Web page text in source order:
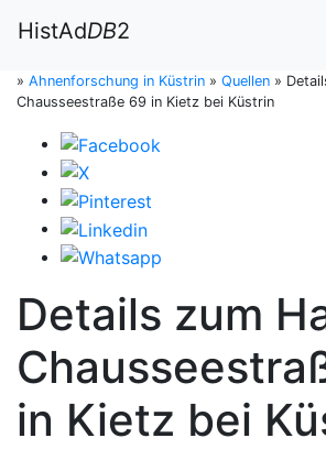
HistAdDB2
» Ahnenforschung in Küstrin » Quellen »
Chausseestraße 69 in Kietz bei Küstrin
Details zum
in Kietz bei